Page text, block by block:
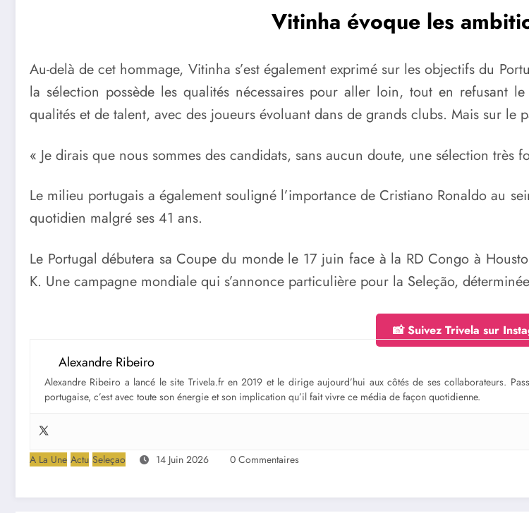
Vitinha évoque les
Au-delà de cet hommage, Vitinha s’est également exprimé sur les objectifs du
la sélection possède les qualités nécessaires pour aller loin, tout en refusant
qualités et de talent, avec des joueurs évoluant dans de grands clubs. Mais sur le
« Je dirais que nous sommes des candidats, sans aucun doute, une sélection très
Le milieu portugais a également souligné l’importance de Cristiano Ronaldo au
quotidien malgré ses 41 ans.
Le Portugal débutera sa Coupe du monde le 17 juin face à la RD Congo à
K. Une campagne mondiale qui s’annonce particulière pour la Seleção,
📸 Suivez Trivela sur
Alexandre Ribeiro
Alexandre Ribeiro a lancé le site Trivela.fr en 2019 et le dirige aujourd’hui aux côtés de ses collaborateurs.
portugaise, c’est avec toute son énergie et son implication qu’il fait vivre ce média de façon quotidienne.
A La Une Actu Seleçao 14 Juin 2026 0 Commentaires